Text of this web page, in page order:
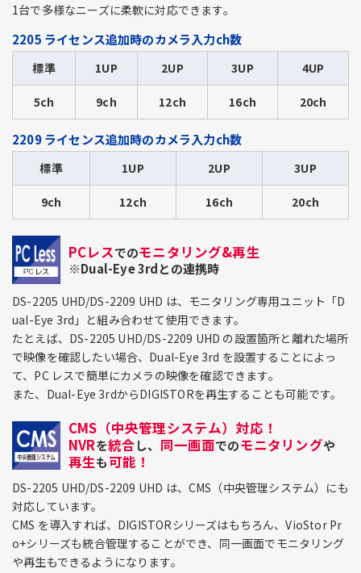
1台で多様なニーズに柔軟に対応できます。
2205 ライセンス追加時のカメラ入力ch数
標準 1UP 2UP 3UP 4UP
5ch 9ch 12ch 16ch 20ch
2209 ライセンス追加時のカメラ入力ch数
標準 1UP 2UP 3UP
9ch 12ch 16ch 20ch
PCレスでのモニタリング&再生
※Dual-Eye 3rdとの連携時
DS-2205 UHD/DS-2209 UHD は、モニタリング専用ユニット「D
ual-Eye 3rd」と組み合わせて使用できます。
たとえば、DS-2205 UHD/DS-2209 UHD の設置箇所と離れた場所
で映像を確認したい場合、Dual-Eye 3rd を設置することによっ
て、PC レスで簡単にカメラの映像を確認できます。
また、Dual-Eye 3rdからDIGISTORを再生することも可能です。
CMS（中央管理システム）対応！
NVRを統合し、 同一画面でのモニタリングや
再生も可能！
DS-2205 UHD/DS-2209 UHD は、CMS（中央管理システム）にも
対応しています。
CMS を導入すれば、DIGISTORシリーズはもちろん、VioStor Pr
o+シリーズも統合管理することができ、同一画面でモニタリング
や再生もできるようになります。